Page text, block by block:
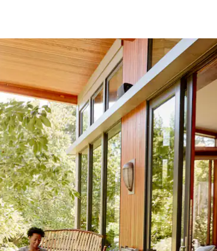
und unten oder erkunde die Ergebnisse durch